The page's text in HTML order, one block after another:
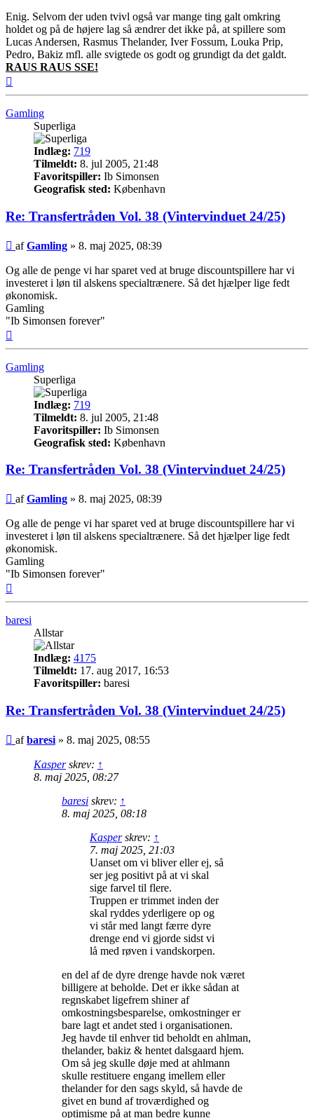
Enig. Selvom der uden tvivl også var mange ting galt omkring
holdet og på de højere lag så ændrer det ikke på, at spillere som
Lucas Andersen, Rasmus Thelander, Iver Fossum, Louka Prip,
Pedro, Bakiz mfl. alle svigtede os godt og grundigt da det galdt.
RAUS RAUS SSE!
Gamling
Superliga
Indlæg: 719
Tilmeldt: 8. jul 2005, 21:48
Favoritspiller: Ib Simonsen
Geografisk sted: København
Re: Transfertråden Vol. 38 (Vintervinduet 24/25)
Indlæg
afGamling » 8. maj 2025, 08:39
Og alle de penge vi har sparet ved at bruge discountspillere har vi
investeret i løn til alskens specialtrænere. Så det hjælper lige fedt
økonomisk.
Gamling
"Ib Simonsen forever"
Gamling
Superliga
Indlæg: 719
Tilmeldt: 8. jul 2005, 21:48
Favoritspiller: Ib Simonsen
Geografisk sted: København
Re: Transfertråden Vol. 38 (Vintervinduet 24/25)
Indlæg
afGamling » 8. maj 2025, 08:39
Og alle de penge vi har sparet ved at bruge discountspillere har vi
investeret i løn til alskens specialtrænere. Så det hjælper lige fedt
økonomisk.
Gamling
"Ib Simonsen forever"
baresi
Allstar
Indlæg: 4175
Tilmeldt: 17. aug 2017, 16:53
Favoritspiller: baresi
Re: Transfertråden Vol. 38 (Vintervinduet 24/25)
Indlæg
afbaresi » 8. maj 2025, 08:55
Kasperskrev: ↑
8. maj 2025, 08:27
baresi skrev: ↑
8. maj 2025, 08:18
Kasperskrev: ↑
7. maj 2025, 21:03
Uanset om vi bliver eller ej, så
ser jeg positivt på at vi skal
sige farvel til flere.
Truppen er trimmet inden der
skal ryddes yderligere op og
vi står med langt færre dyre
drenge end vi gjorde sidst vi
lå med røven i vandskorpen.
en del af de dyre drenge havde nok været
billigere at beholde. Det er ikke sådan at
regnskabet ligefrem shiner af
omkostningsbesparelse, omkostninger er
bare lagt et andet sted i organisationen.
Jeg havde til enhver tid beholdt en ahlman,
thelander, bakiz & hentet dalsgaard hjem.
Om så jeg skulle døje med at ahlmann
skulle restituere engang imellem eller
thelander for den sags skyld, så havde de
givet en bund af troværdighed og
optimisme på at man bedre kunne